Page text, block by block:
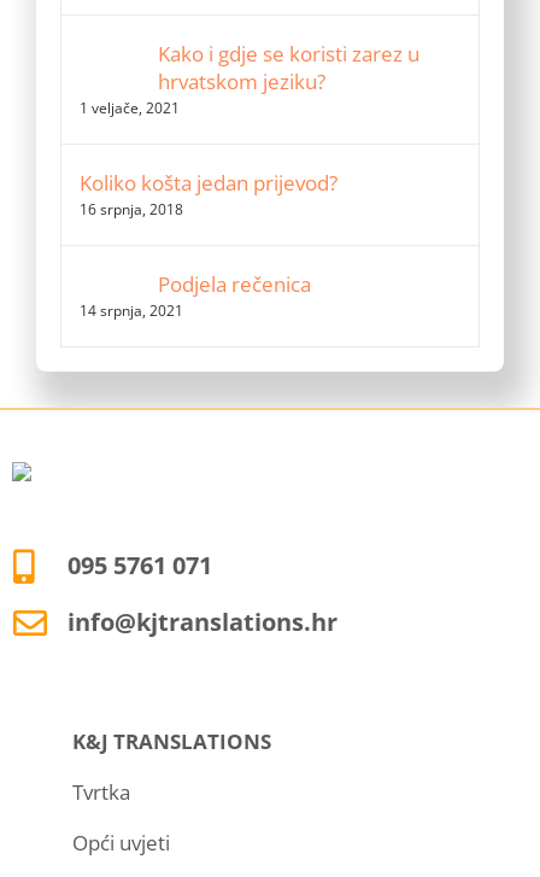
Kako i gdje se koristi zarez u
hrvatskom jeziku?
1 veljače, 2021
Koliko košta jedan prijevod?
16 srpnja, 2018
Podjela rečenica
14 srpnja, 2021
095 5761 071
info@kjtranslations.hr
K&J TRANSLATIONS
Tvrtka
Opći uvjeti